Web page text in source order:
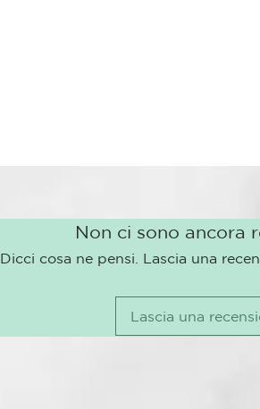
Non ci sono ancora
Dicci cosa ne pensi. Lascia una
Lascia una